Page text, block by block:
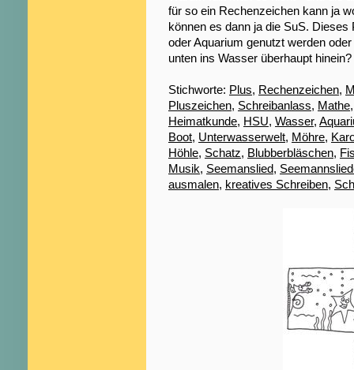
für so ein Rechenzeichen kann ja
können es dann ja die SuS.
oder Aquarium genutzt werden
unten ins Wasser überhaupt hinein?
Stichworte: Plus, Rechenzeichen,
Pluszeichen, Schreibanlass, Mathe
Heimatkunde, HSU, Wasser,
Boot, Unterwasserwelt, Möhre,
Höhle, Schatz, Blubberbläschen,
Musik, Seemanslied,
ausmalen, kreatives Schreiben,